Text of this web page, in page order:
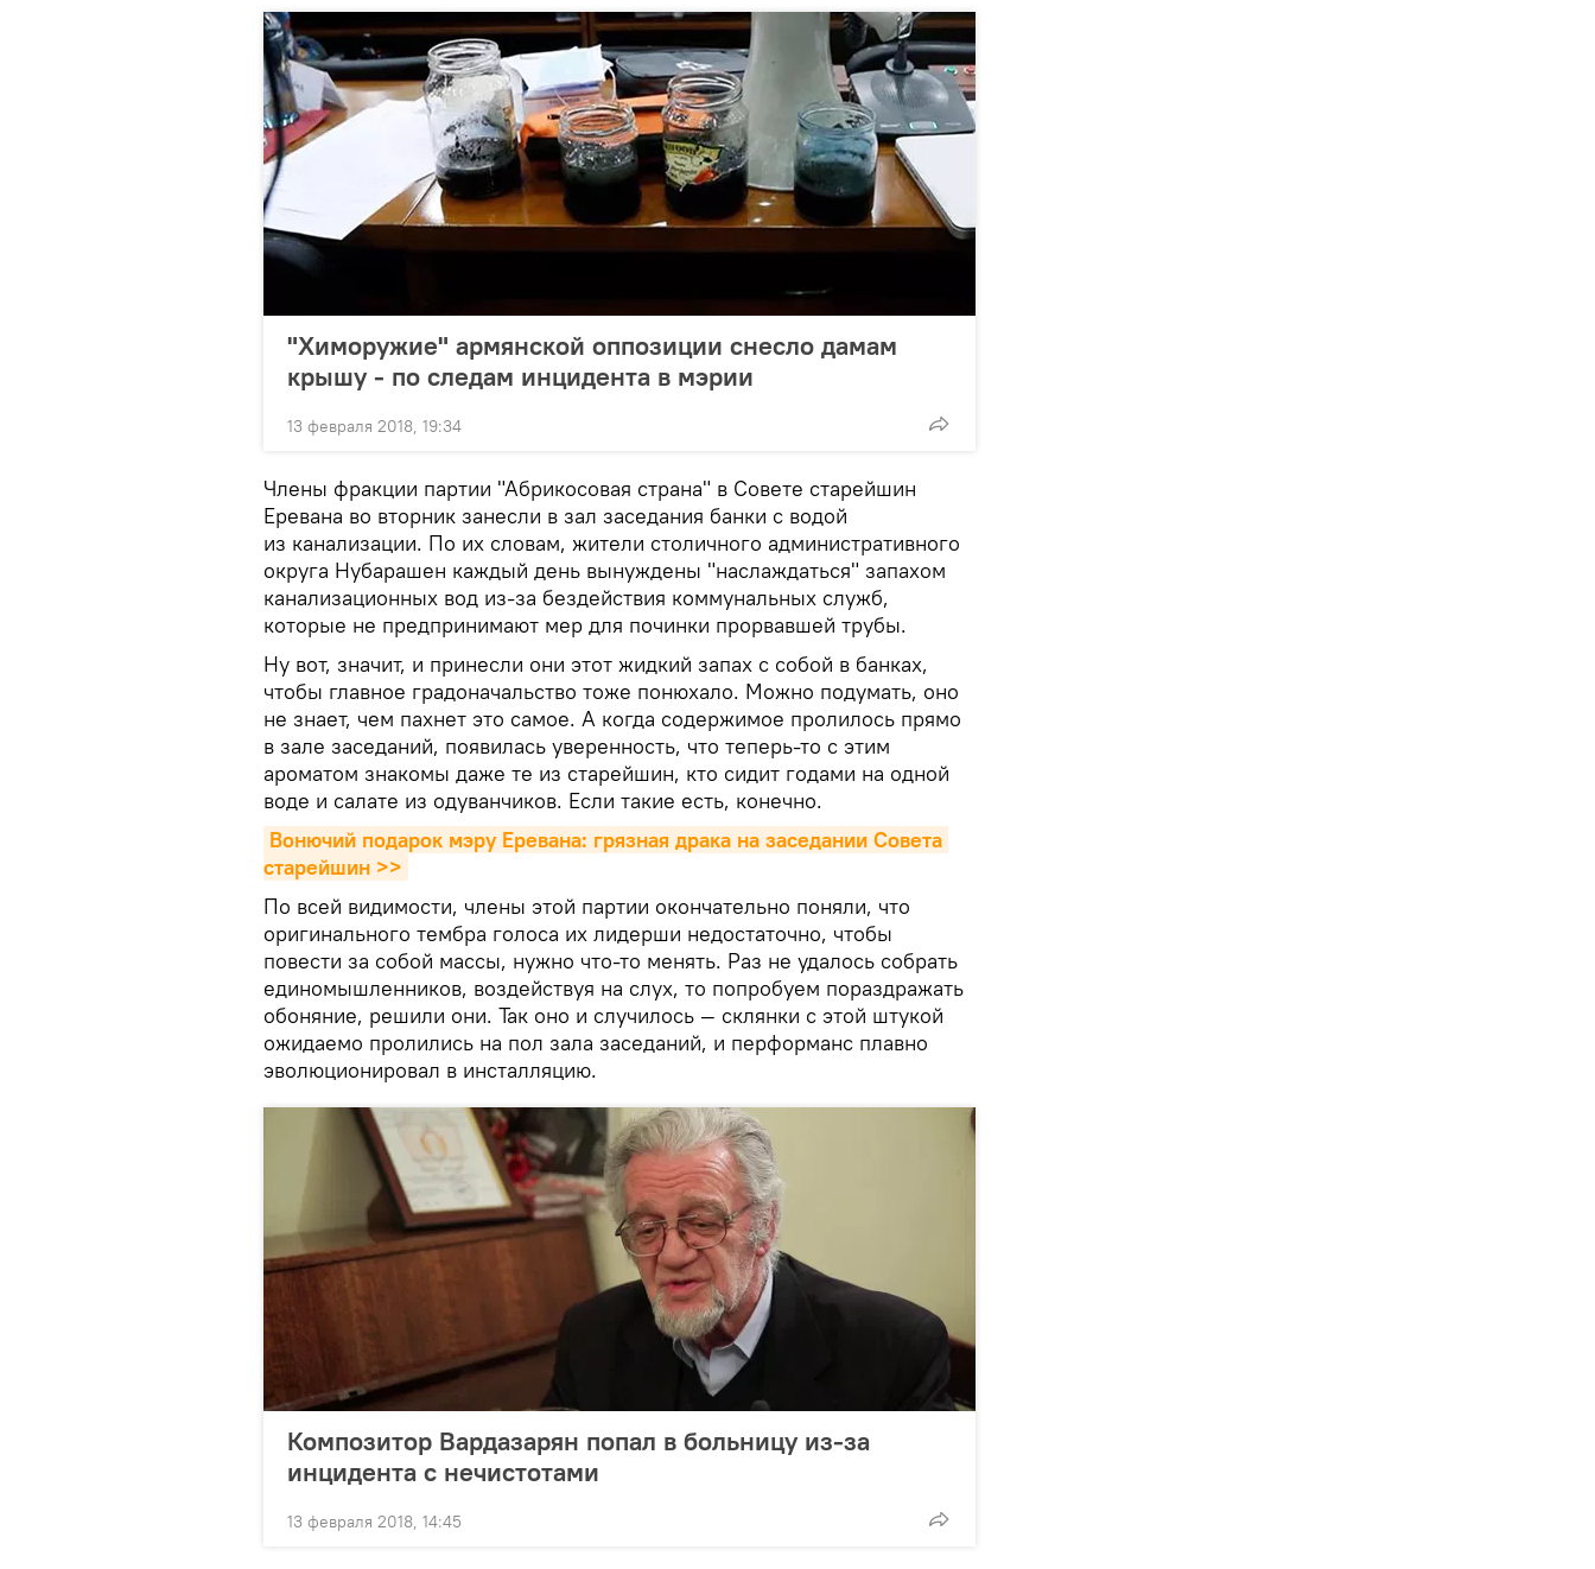
"Химоружие" армянской оппозиции снесло дамам
крышу - по следам инцидента в мэрии
13 февраля 2018, 19:34
Члены фракции партии "Абрикосовая страна" в Совете старейшин
Еревана во вторник занесли в зал заседания банки с водой
из канализации. По их словам, жители столичного административного
округа Нубарашен каждый день вынуждены "наслаждаться" запахом
канализационных вод из-за бездействия коммунальных служб,
которые не предпринимают мер для починки прорвавшей трубы.
Ну вот, значит, и принесли они этот жидкий запах с собой в банках,
чтобы главное градоначальство тоже понюхало. Можно подумать, оно
не знает, чем пахнет это самое. А когда содержимое пролилось прямо
в зале заседаний, появилась уверенность, что теперь-то с этим
ароматом знакомы даже те из старейшин, кто сидит годами на одной
воде и салате из одуванчиков. Если такие есть, конечно.
Вонючий подарок мэру Еревана: грязная драка на заседании Совета
старейшин >>
По всей видимости, члены этой партии окончательно поняли, что
оригинального тембра голоса их лидерши недостаточно, чтобы
повести за собой массы, нужно что-то менять. Раз не удалось собрать
единомышленников, воздействуя на слух, то попробуем пораздражать
обоняние, решили они. Так оно и случилось — склянки с этой штукой
ожидаемо пролились на пол зала заседаний, и перформанс плавно
эволюционировал в инсталляцию.
Композитор Вардазарян попал в больницу из-за
инцидента с нечистотами
13 февраля 2018, 14:45